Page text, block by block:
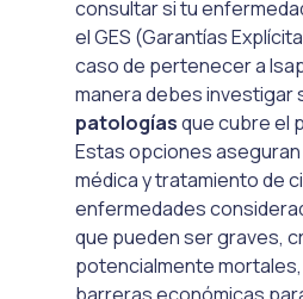
consultar si tu
el GES (Garantías
caso de pertenecer a
manera debes investigar
patologías que cubre el
Estas opciones
médica y tratamiento de
enfermedades
que pueden ser graves,
potencialmente